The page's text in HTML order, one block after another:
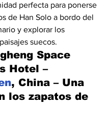
perfecta para ponerse
de Han Solo a bordo del
y explorar los
suecos.
Space
Hotel –
, China – Una
los zapatos de